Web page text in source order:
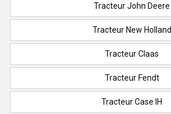
Tracteur John Deere
Tracteur New Holland
Tracteur Claas
Tracteur Fendt
Tracteur Case IH